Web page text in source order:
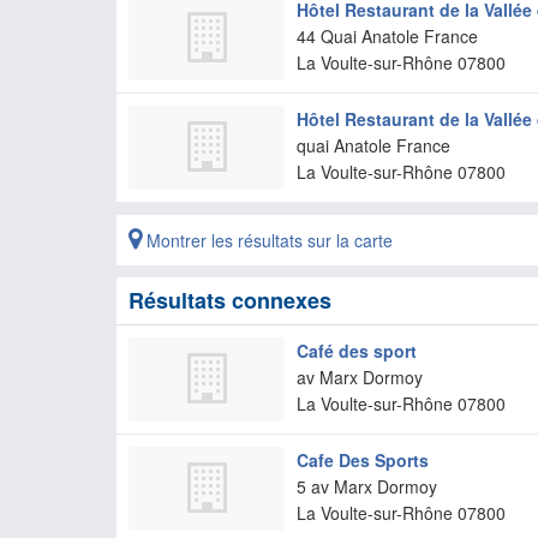
Hôtel Restaurant de la
44 Quai Anatole France
La Voulte-sur-Rhône 07800
Hôtel Restaurant de la
quai Anatole France
La Voulte-sur-Rhône 07800
Montrer les résultats sur la carte
Résultats connexes
Café des sport
av Marx Dormoy
La Voulte-sur-Rhône 07800
Cafe Des Sports
5 av Marx Dormoy
La Voulte-sur-Rhône 07800